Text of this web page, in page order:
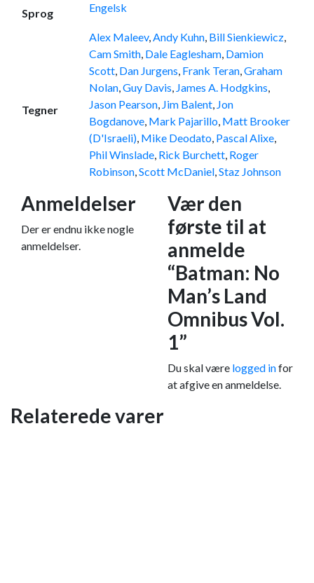
Sprog Engelsk
Tegner
Alex Maleev,Andy Kuhn, Bill Sienkiewicz,
Cam Smith, Dale Eaglesham, Damion
Scott, Dan Jurgens, Frank Teran,Graham
Nolan,Guy Davis, James A. Hodgkins,
Jason Pearson, Jim Balent, Jon
Bogdanove, Mark Pajarillo, Matt Brooker
(D'Israeli), Mike Deodato, Pascal Alixe,
Phil Winslade, Rick Burchett, Roger
Robinson,Scott McDaniel,Staz Johnson
Anmeldelser
Der er endnu ikke nogle
anmeldelser.
Vær den
første til at
anmelde
“Batman: No
Man’s Land
Omnibus Vol.
1”
Du skal være logged infor
at afgive en anmeldelse.
Relaterede varer